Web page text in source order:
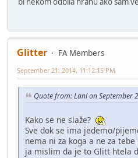
Glitter
FA Members
September 21, 2014, 11:12:15 PM
Quote from: Lani on September
Kako se ne slaže?
Sve dok se ima jedemo/
nema ni za koga a ne za
ja mislim da je to Glitt htela